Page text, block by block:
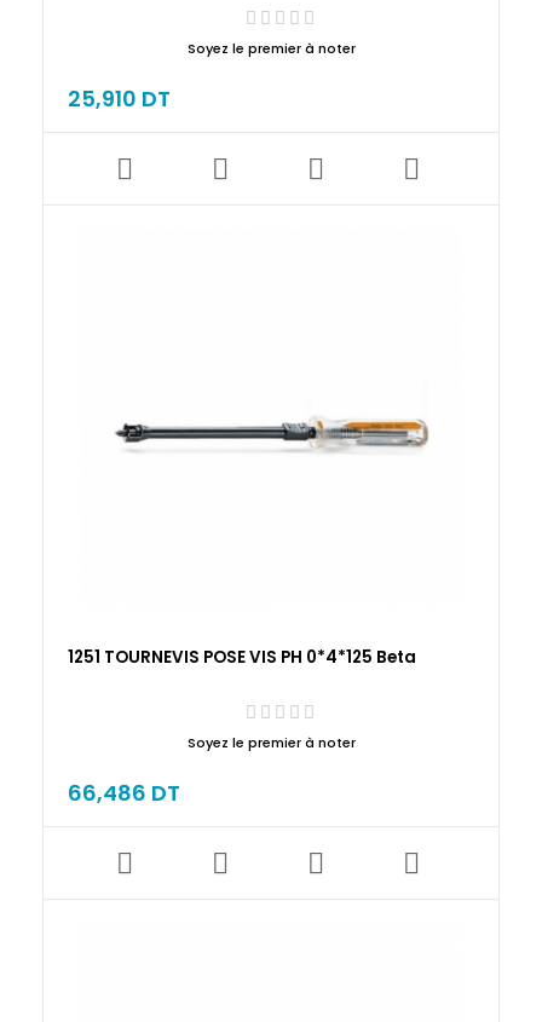
Soyez le premier à noter
25,910 DT
1251 TOURNEVIS POSE VIS PH 0*4*125 Beta
Soyez le premier à noter
66,486 DT